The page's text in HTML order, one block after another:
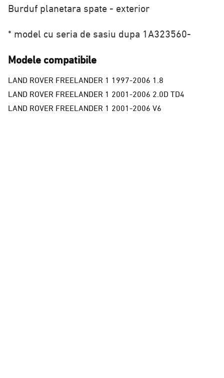
Burduf planetara spate - exterior
* model cu seria de sasiu dupa 1A323560-
Modele compatibile
LAND ROVER FREELANDER 1 1997-2006 1.8
LAND ROVER FREELANDER 1 2001-2006 2.0D TD4
LAND ROVER FREELANDER 1 2001-2006 V6